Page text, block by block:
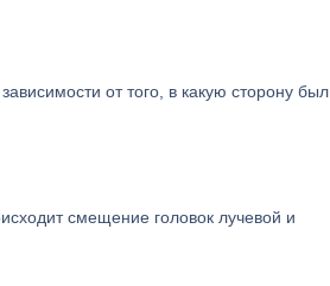
от того, в какую сторону был
смещение головок лучевой и